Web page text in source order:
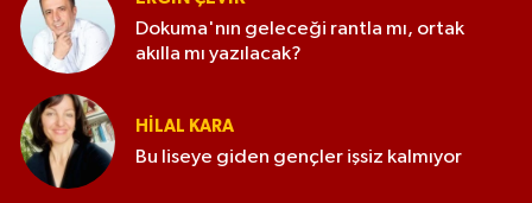
Dokuma'nın geleceği rantla mı, ortak
akılla mı yazılacak?
HILAL KARA
Bu liseye giden gençler işsiz kalmıyor